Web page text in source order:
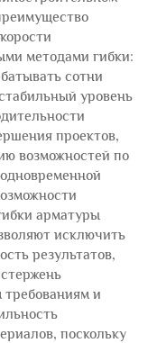
методами гибки:
сотни
уровень
проектов,
возможностей по
арматуры
исключить
результатов,
требованиям и
поскольку